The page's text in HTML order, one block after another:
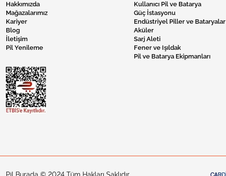
Hakkımızda
Mağazalarımız
Kariyer
Blog
İletişim
Pil Yenileme
Kullanıcı Pil ve Batarya
Güç İstasyonu
Endüstriyel Piller ve Bataryalar
Aküler
Sarj Aleti
Fener ve Işıldak
Pil ve Batarya Ekipmanları